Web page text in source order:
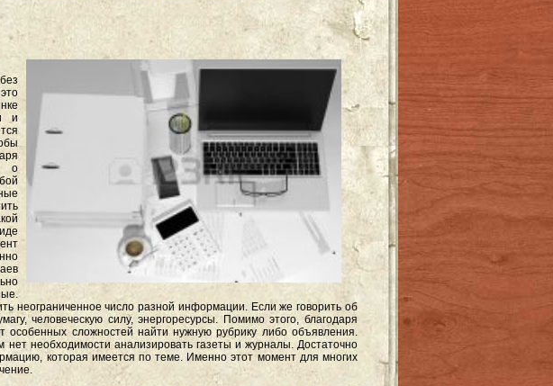
и
о
неограниченное число разной информации. Если же говорить об
человеческую силу, энергоресурсы. Помимо этого, благодаря
особенных сложностей найти нужную рубрику либо объявления.
необходимости анализировать газеты и журналы. Достаточно
которая имеется по теме. Именно этот момент для многих